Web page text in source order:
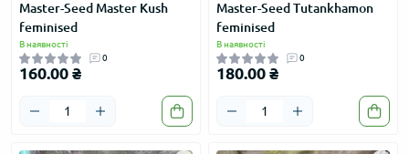
Master-Seed Master Kush
feminised
В наявності
0
160.00 ₴
Master-Seed Tutankhamon
feminised
В наявності
0
180.00 ₴